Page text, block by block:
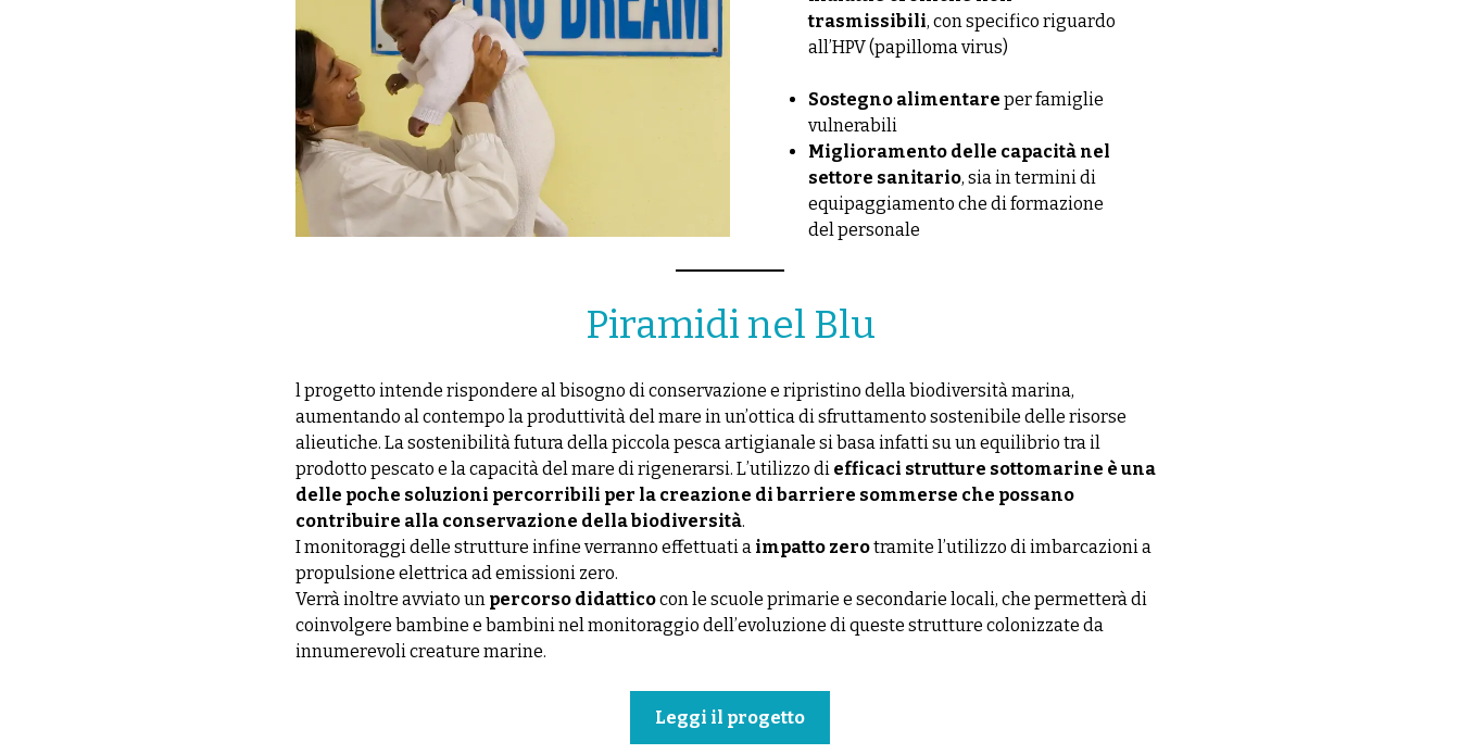
trasmissibili, con specifico riguardo
all’HPV (papilloma virus)
Sostegno alimentare per famiglie
vulnerabili
Miglioramento delle capacità nel
settore sanitario, sia in termini di
equipaggiamento che di formazione
del personale
Piramidi nel Blu
l progetto intende rispondere al bisogno di conservazione e ripristino della biodiversità marina,
aumentando al contempo la produttività del mare in un’ottica di sfruttamento sostenibile delle risorse
alieutiche. La sostenibilità futura della piccola pesca artigianale si basa infatti su un equilibrio tra il
prodotto pescato e la capacità del mare di rigenerarsi. L’utilizzo di efficaci strutture sottomarine è una
delle poche soluzioni percorribili per la creazione di barriere sommerse che possano
contribuire alla conservazione della biodiversità.
I monitoraggi delle strutture infine verranno effettuati a impatto zerotramite l’utilizzo di imbarcazioni a
propulsione elettrica ad emissioni zero.
Verrà inoltre avviato un percorso didatticocon le scuole primarie e secondarie locali, che permetterà di
coinvolgere bambine e bambini nel monitoraggio dell’evoluzione di queste strutture colonizzate da
innumerevoli creature marine.
Leggi il progetto